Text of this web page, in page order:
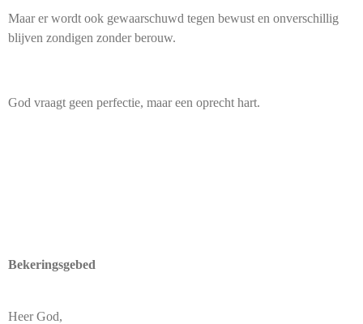
Maar er wordt ook gewaarschuwd tegen bewust en onverschillig
blijven zondigen zonder berouw.
God vraagt geen perfectie, maar een oprecht hart.
Bekeringsgebed
Heer God,